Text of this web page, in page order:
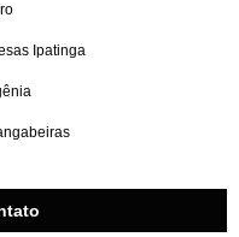
Ipatinga